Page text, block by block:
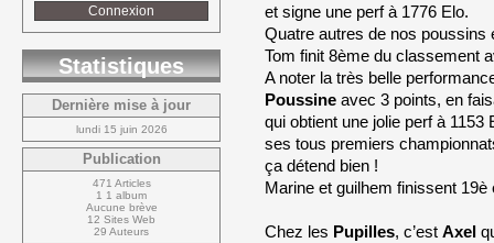
et signe une perf à 1776 Elo.
Quatre autres de nos poussins
Tom finit 8ème du classement
A noter la très belle
Poussine avec 3 points, en
qui obtient une jolie perf à
ses tous premiers
ça détend bien !
Marine et guilhem finissent
Chez les Pupilles, c’est Axel
Connexion
Statistiques
Dernière mise à jour
lundi 15 juin 2026
Publication
471 Articles
1 1 album
Aucune brève
12 Sites Web
29 Auteurs